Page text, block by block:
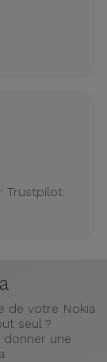
Trustpilot
de votre Nokia
seul ?
une